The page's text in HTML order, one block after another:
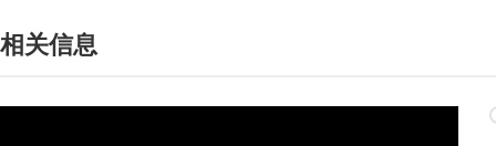
相关信息